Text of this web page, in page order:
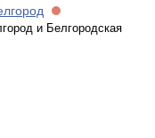
и Белгородская